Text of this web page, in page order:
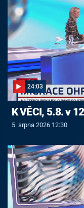
24:03
K VĚCI, 5.8. v
5. srpna 2026 12:30